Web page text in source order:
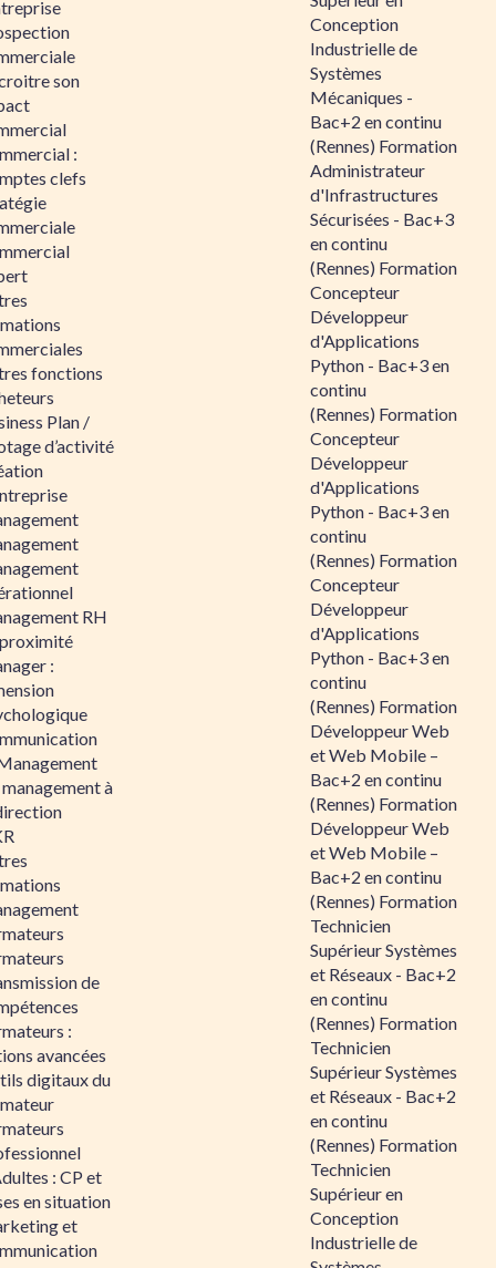
son
:
clefs
fonctions
Plan /
d’activité
RH
:
à
de
:
avancées
digitaux du
: CP et
en situation
et
Conception
Industrielle de
Systèmes
Mécaniques -
Bac+2 en continu
(Rennes) Formation
Administrateur
d'Infrastructures
Sécurisées - Bac+3
en continu
(Rennes) Formation
Concepteur
Développeur
d'Applications
Python - Bac+3 en
continu
(Rennes) Formation
Concepteur
Développeur
d'Applications
Python - Bac+3 en
continu
(Rennes) Formation
Concepteur
Développeur
d'Applications
Python - Bac+3 en
continu
(Rennes) Formation
Développeur Web
et Web Mobile –
Bac+2 en continu
(Rennes) Formation
Développeur Web
et Web Mobile –
Bac+2 en continu
(Rennes) Formation
Technicien
Supérieur Systèmes
et Réseaux - Bac+2
en continu
(Rennes) Formation
Technicien
Supérieur Systèmes
et Réseaux - Bac+2
en continu
(Rennes) Formation
Technicien
Supérieur en
Conception
Industrielle de